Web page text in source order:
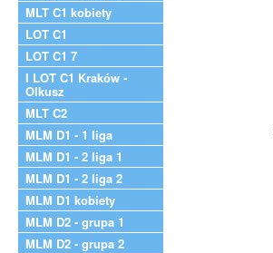
MLT C1 kobiety
LOT C1
LOT C1 7
I LOT C1 Kraków -
Olkusz
MLT C2
MLM D1 - 1 liga
MLM D1 - 2 liga 1
MLM D1 - 2 liga 2
MLM D1 kobiety
MLM D2 - grupa 1
MLM D2 - grupa 2